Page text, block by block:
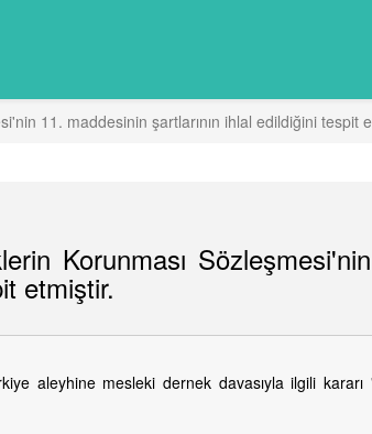
11. maddesinin şartlarının ihlal edildiğini tespit
Korunması Sözleşmesi'nin
etmiştir.
aleyhine mesleki dernek davasıyla ilgili kararı